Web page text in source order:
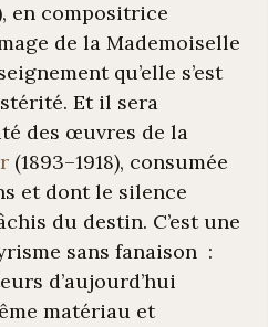
en compositrice
de la Mademoiselle
qu’elle s’est
Et il sera
des œuvres de la
(1893–1918), consumée
et dont le silence
du destin. C’est une
sans fanaison :
d’aujourd’hui
matériau et